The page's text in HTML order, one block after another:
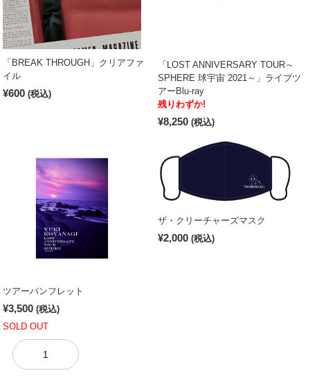
「BREAK THROUGH」クリアファ
イル
¥600 (税込)
「LOST ANNIVERSARY TOUR～
SPHERE 球宇宙 2021～」ライブツ
アーBlu-ray
残りわずか!
¥8,250 (税込)
ツアーパンフレット
¥3,500 (税込)
SOLD OUT
ザ・クリーチャーズマスク
¥2,000 (税込)
1